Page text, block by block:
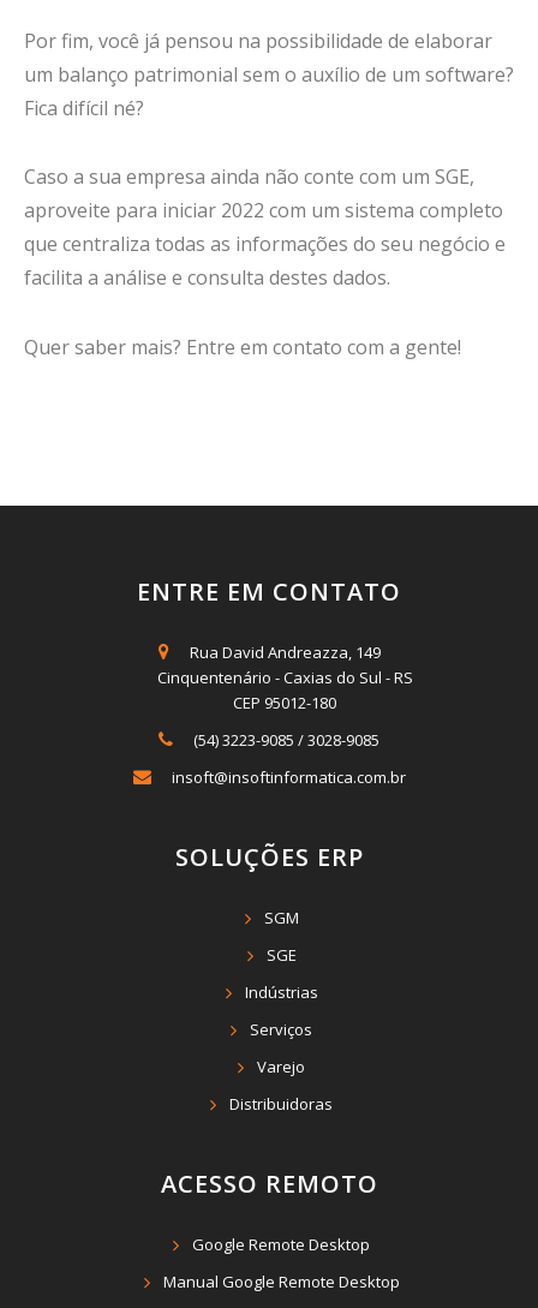
Por fim, você já pensou na possibilidade de elaborar
um balanço patrimonial sem o auxílio de um software?
Fica difícil né?
Caso a sua empresa ainda não conte com um SGE,
aproveite para iniciar 2022 com um sistema completo
que centraliza todas as informações do seu negócio e
facilita a análise e consulta destes dados.
Quer saber mais? Entre em contato com a gente!
ENTRE EM CONTATO
Rua David Andreazza, 149
Cinquentenário - Caxias do Sul - RS
CEP 95012-180
(54) 3223-9085 /3028-9085
insoft@insoftinformatica.com.br
SOLUÇÕES ERP
SGM
SGE
Indústrias
Serviços
Varejo
Distribuidoras
ACESSO REMOTO
Google Remote Desktop
Manual Google Remote Desktop